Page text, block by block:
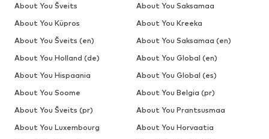
About You Šveits
About You Saksamaa
About You Küpros
About You Kreeka
About You Šveits (en)
About You Saksamaa (en)
About You Holland (de)
About You Global (en)
About You Hispaania
About You Global (es)
About You Soome
About You Belgia (pr)
About You Šveits (pr)
About You Prantsusmaa
About You Luxembourg
About You Horvaatia